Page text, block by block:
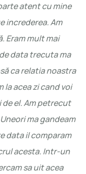
atent cu mine
increderea. Am
Eram mult mai
data trecuta ma
ca relatia noastra
la acea zi cand voi
el. Am petrecut
ma gandeam
data il comparam
acesta. Intr-un
sa uit acea